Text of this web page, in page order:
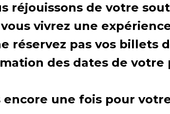
réjouissons de votre
vivrez une
réservez pas vos billets
des dates de votre
encore une fois pour
Ready to
Explore our new
to Israel and Sar-